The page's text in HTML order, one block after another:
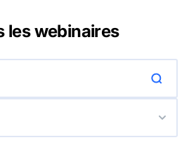
les webinaires